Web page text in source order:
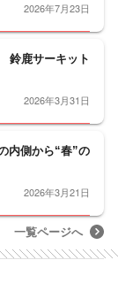
省庁や日銀・
関、自動車を
情報通信・外食
2026年7月23日
鈴鹿サーキット
2026年3月31日
内側から“春”の
2026年3月21日
一覧ページへ